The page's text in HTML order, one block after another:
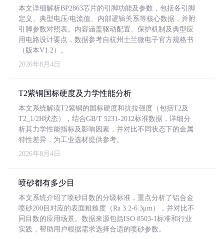
本文详细解析BP2863芯片的引脚功能及参数，包括各引脚
定义、典型电压/电流值、内部逻辑关系等核心数据，并附
引脚参数对照表。内容涵盖驱动配置、保护机制及典型应
用电路设计要点，数据参考自杭州士兰微电子官方规格书
（版本V1.2）。
2026年8月4日
T2紫铜国标硬度及力学性能分析
本文系统解读T2紫铜的国标硬度和抗拉强度（包括T2及
T2_1/2H状态），结合GB/T 5231-2012标准数据，详细分
析其力学性能指标及影响因素，并对比不同状态下的金属
特性差异，为工业选材提供参考。
2026年8月4日
喷砂都有多少目
本文系统介绍了喷砂目数的分级标准，重点分析了铝合金
喷砂200目对应的表面粗糙度（Ra 3.2-6.3μm），并对比不
同目数的应用场景。数据来源包括ISO 8503-1标准和行业
实践，帮助用户根据需求选择合适的喷砂参数。